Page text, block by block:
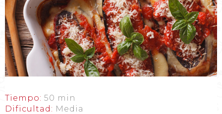
Tiempo: 50 min
Dificultad: Media